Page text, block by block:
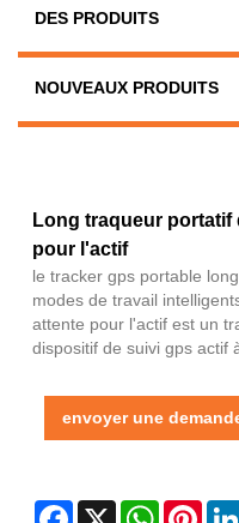
DES PRODUITS
NOUVEAUX PRODUITS
Long traqueur portatif
pour l'actif
le tracker gps portable
modes de travail
attente pour l'actif est un
dispositif de suivi gps actif
envoyer une
Facebook
X WhatsApp